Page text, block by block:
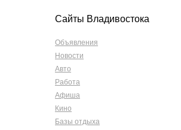
Сайты Владивостока
Объявления
Новости
Авто
Работа
Афиша
Кино
Базы отдыха